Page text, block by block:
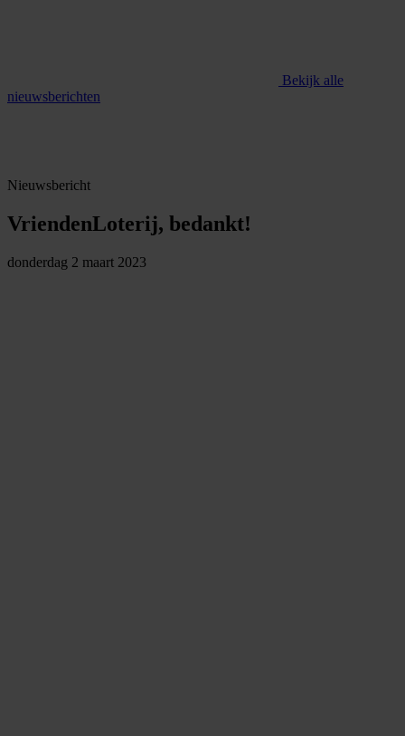
Bekijk alle
nieuwsberichten
Nieuwsbericht
VriendenLoterij, bedankt!
donderdag 2 maart 2023